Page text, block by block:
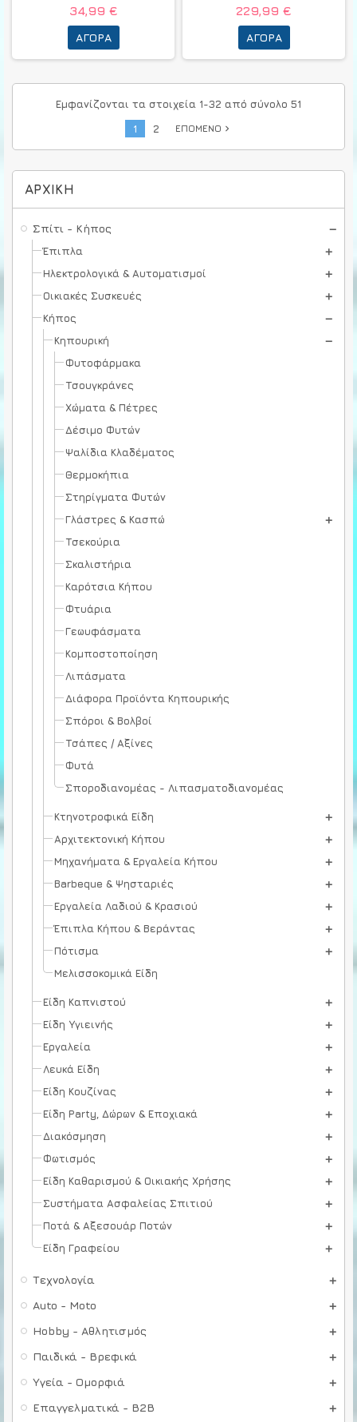
ΑΡΧΙΚΉ
Σπίτι - Κήπος
Έπιπλα
Ηλεκτρολογικά & Αυτοματισμοί
Οικιακές Συσκευές
Κήπος
Κηπουρική
Φυτοφάρμακα
Τσουγκράνες
Χώματα & Πέτρες
Δέσιμο Φυτών
Ψαλίδια Κλαδέματος
Θερμοκήπια
Στηρίγματα Φυτών
Γλάστρες & Κασπώ
Τσεκούρια
Σκαλιστήρια
Καρότσια Κήπου
Φτυάρια
Γεωυφάσματα
Κομποστοποίηση
Λιπάσματα
Διάφορα Προϊόντα Κηπουρικής
Σπόροι & Βολβοί
Τσάπες / Αξίνες
Φυτά
Σποροδιανομέας - Λιπασματοδιανομέας
Κτηνοτροφικά Είδη
Αρχιτεκτονική Κήπου
Μηχανήματα & Εργαλεία Κήπου
Barbeque & Ψησταριές
Εργαλεία Λαδιού & Κρασιού
Έπιπλα Κήπου & Βεράντας
Πότισμα
Μελισσοκομικά Είδη
Είδη Καπνιστού
Είδη Υγιεινής
Εργαλεία
Λευκά Είδη
Είδη Κουζίνας
Είδη Party, Δώρων & Εποχιακά
Διακόσμηση
Φωτισμός
Είδη Καθαρισμού & Οικιακής Χρήσης
Συστήματα Ασφαλείας Σπιτιού
Ποτά & Αξεσουάρ Ποτών
Είδη Γραφείου
Τεχνολογία
Auto - Moto
Hobby - Αθλητισμός
Παιδικά - Βρεφικά
Υγεία - Ομορφιά
Επαγγελματικά - B2B
34,99 €
ΑΓΟΡΆ
229,99 €
ΑΓΟΡΆ
Εμφανίζονται τα στοιχεία 1-32 από σύνολο 51
1
2 ΕΠΌΜΕΝΟ navigate_next